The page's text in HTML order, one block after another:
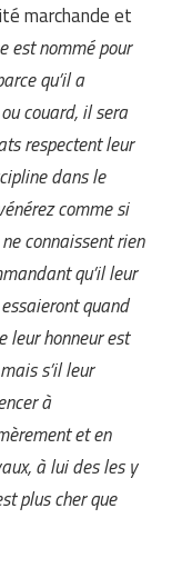
marchande et
est nommé pour
qu’il a
couard, il sera
respectent leur
dans le
comme si
connaissent rien
qu’il leur
quand
leur honneur est
s’il leur
à
et en
à lui des les y
plus cher que